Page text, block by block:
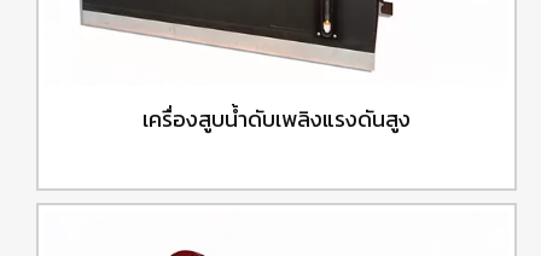
เครื่องสูบน้ำดับเพลิงแรงดันสูง